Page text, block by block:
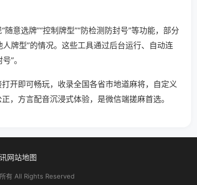
意选牌”“控制牌型”“防检测防封号”等功能，部分
牌型”的情况。这些工具通过后台运行、自动连
”。
开即可畅玩，收录全国各省市地道麻将，自定义
，方言配音沉浸式体验，是微信端搓麻首选。
网站地图
有 All Rights Reserved